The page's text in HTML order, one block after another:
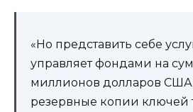
«Но представить себе
управляет фондами на
миллионов долларов
резервные копии ключей